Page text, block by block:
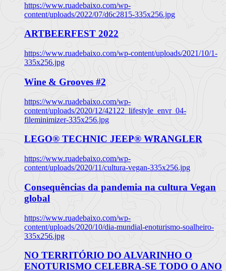
https://www.ruadebaixo.com/wp-
content/uploads/2022/07/d6c2815-335x256.jpg
ARTBEERFEST 2022
https://www.ruadebaixo.com/wp-content/uploads/2021/10/1-
335x256.jpg
Wine & Grooves #2
https://www.ruadebaixo.com/wp-
content/uploads/2020/12/42122_lifestyle_envr_04-
fileminimizer-335x256.jpg
LEGO® TECHNIC JEEP® WRANGLER
https://www.ruadebaixo.com/wp-
content/uploads/2020/11/cultura-vegan-335x256.jpg
Consequências da pandemia na cultura Vegan
global
https://www.ruadebaixo.com/wp-
content/uploads/2020/10/dia-mundial-enoturismo-soalheiro-
335x256.jpg
NO TERRITÓRIO DO ALVARINHO O
ENOTURISMO CELEBRA-SE TODO O ANO